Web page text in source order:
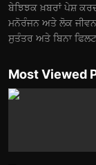
ਬੇਝਿਝਕ ਖ਼ਬਰਾਂ ਪੇਸ਼
ਮਨੋਰੰਜਨ ਅਤੇ ਲੋਕ
ਸੁਤੰਤਰ ਅਤੇ ਬਿਨਾ
Most Viewed